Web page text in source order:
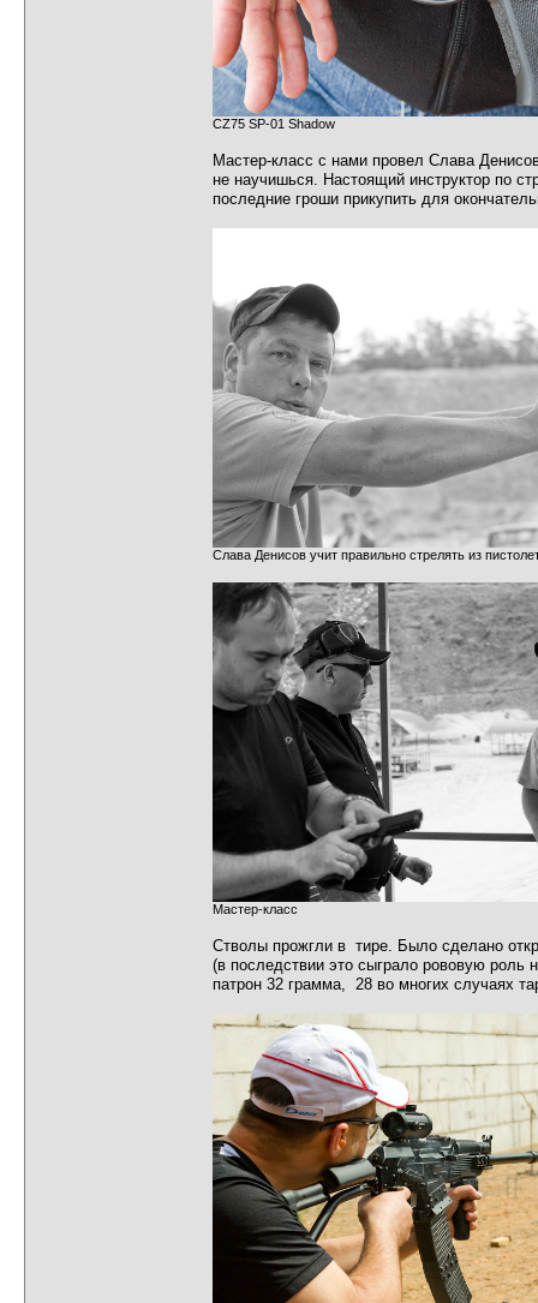
CZ75 SP-01 Shadow
Мастер-класс с нами провел Слава
не научишься. Настоящий инструктор по
последние гроши прикупить для
Слава Денисов учит правильно стрелять из
Мастер-класс
Стволы прожгли в тире. Было сделано
(в последствии это сыграло рововую роль
патрон 32 грамма, 28 во многих случаях